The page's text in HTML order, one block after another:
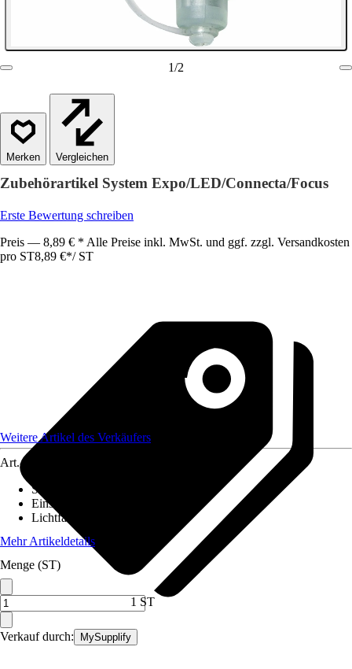
1/2
Vergleichen
Zubehörartikel System Expo/LED/Connecta/Focus
Erste Bewertung schreiben
Preis — 8,89 € * Alle Preise inkl. MwSt. und ggf. zzgl. Versandkosten
pro ST8,89 €*/ ST
Verkauf durch: MySupplify
Weitere Artikel des Verkäufers
Art.-Nr.
Stromversorgung
Einsatzbereich
Lichtfarbe
Mehr Artikeldetails
Menge (ST)
1 ST